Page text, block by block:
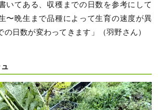
いてある、収穫までの日数を参考にして
〜晩生まで品種によって生育の速度が異
の日数が変わってきます」（羽野さん）